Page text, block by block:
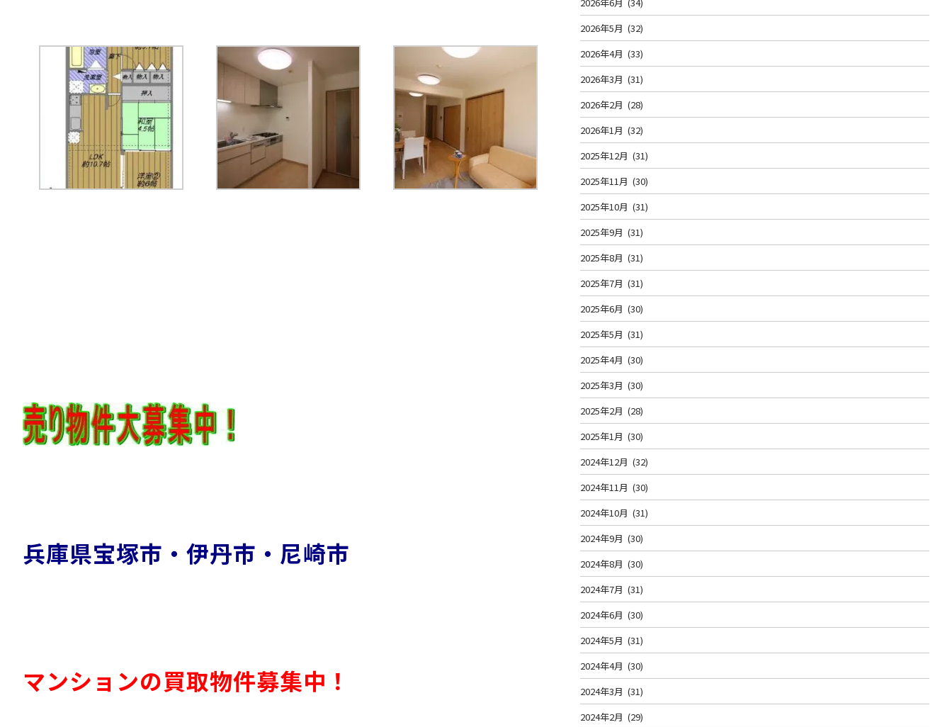
兵庫県宝塚市・伊丹市・尼崎市
マンションの買取物件募集中！
2026年5月 (32)
2026年4月 (33)
2026年3月 (31)
2026年2月 (28)
2026年1月 (32)
2025年12月 (31)
2025年11月 (30)
2025年10月 (31)
2025年9月 (31)
2025年8月 (31)
2025年7月 (31)
2025年6月 (30)
2025年5月 (31)
2025年4月 (30)
2025年3月 (30)
2025年2月 (28)
2025年1月 (30)
2024年12月 (32)
2024年11月 (30)
2024年10月 (31)
2024年9月 (30)
2024年8月 (30)
2024年7月 (31)
2024年6月 (30)
2024年5月 (31)
2024年4月 (30)
2024年3月 (31)
2024年2月 (29)